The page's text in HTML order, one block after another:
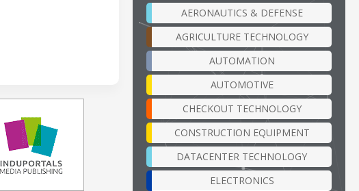
AERONAUTICS & DEFENSE
AGRICULTURE TECHNOLOGY
AUTOMATION
AUTOMOTIVE
CHECKOUT TECHNOLOGY
CONSTRUCTION EQUIPMENT
DATACENTER TECHNOLOGY
ELECTRONICS